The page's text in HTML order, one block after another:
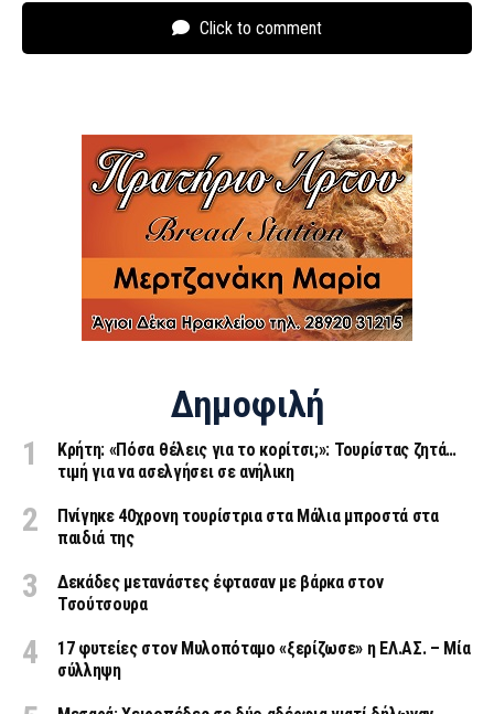
Click to comment
Δημοφιλή
Κρήτη: «Πόσα θέλεις για το κορίτσι;»: Τουρίστας ζητά…
τιμή για να ασελγήσει σε ανήλικη
Πνίγηκε 40χρονη τουρίστρια στα Μάλια μπροστά στα
παιδιά της
Δεκάδες μετανάστες έφτασαν με βάρκα στον
Τσούτσουρα
17 φυτείες στον Μυλοπόταμο «ξερίζωσε» η ΕΛ.ΑΣ. – Μία
σύλληψη